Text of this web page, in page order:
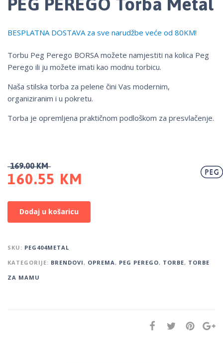
BESPLATNA DOSTAVA za sve narudžbe veće od 80KM!
Torbu Peg Perego BORSA možete namjestiti na kolica Peg
Perego ili ju možete imati kao modnu torbicu.
Naša stilska torba za pelene čini Vas modernim,
organiziranim i u pokretu.
Torba je opremljena praktičnom podloškom za presvlačenje.
169.00KM
160.55 KM
Dodaj u košaricu
SKU: PEG404METAL
KATEGORIJE: BRENDOVI, OPREMA, PEG PEREGO, TORBE, TORBE
ZA MAMU